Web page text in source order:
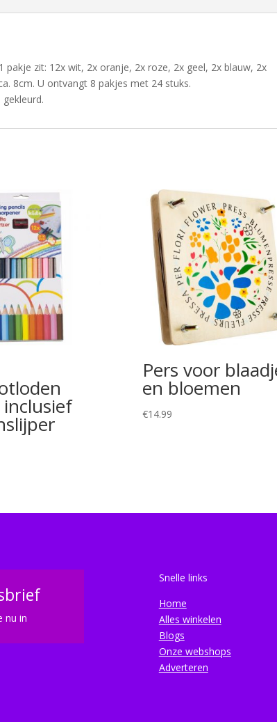
zit: 12x wit, 2x oranje, 2x roze, 2x geel, 2x blauw, 2x
8cm. U ontvangt 8 pakjes met 24 stuks.
Pers voor
en bloemen
€14.99
nu in
Snelle links
Home
Alles winkelen
Blogs
Onze webshops
Adverteren